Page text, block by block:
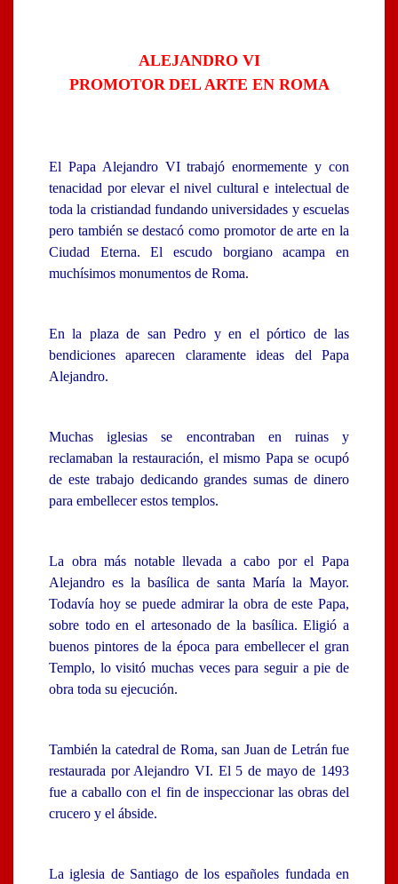
ALEJANDRO VI
PROMOTOR DEL ARTE EN ROMA
El Papa Alejandro VI trabajó enormemente y con
tenacidad por elevar el nivel cultural e intelectual de
toda la cristiandad fundando universidades y escuelas
pero también se destacó como promotor de arte en la
Ciudad Eterna. El escudo borgiano acampa en
muchísimos monumentos de Roma.
En la plaza de san Pedro y en el pórtico de las
bendiciones aparecen claramente ideas del Papa
Alejandro.
Muchas iglesias se encontraban en ruinas y
reclamaban la restauración, el mismo Papa se ocupó
de este trabajo dedicando grandes sumas de dinero
para embellecer estos templos.
La obra más notable llevada a cabo por el Papa
Alejandro es la basílica de santa María la Mayor.
Todavía hoy se puede admirar la obra de este Papa,
sobre todo en el artesonado de la basílica. Eligió a
buenos pintores de la época para embellecer el gran
Templo, lo visitó muchas veces para seguir a pie de
obra toda su ejecución.
También la catedral de Roma, san Juan de Letrán fue
restaurada por Alejandro VI. El 5 de mayo de 1493
fue a caballo con el fin de inspeccionar las obras del
crucero y el ábside.
La iglesia de Santiago de los españoles fundada en